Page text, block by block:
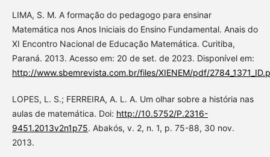
LIMA, S. M. A formação do pedagogo para ensinar
Matemática nos Anos Iniciais do Ensino Fundamental. Anais do
XI Encontro Nacional de Educação Matemática. Curitiba,
Paraná. 2013. Acesso em: 20 de set. de 2023. Disponível em:
http://www.sbemrevista.com.br/files/XIENEM/pdf/
LOPES, L. S.; FERREIRA, A. L. A. Um olhar sobre a história nas
aulas de matemática. Doi: http://10.5752/P.2316-
9451.2013v2n1p75. Abakós, v. 2, n. 1, p. 75-88, 30 nov.
2013.